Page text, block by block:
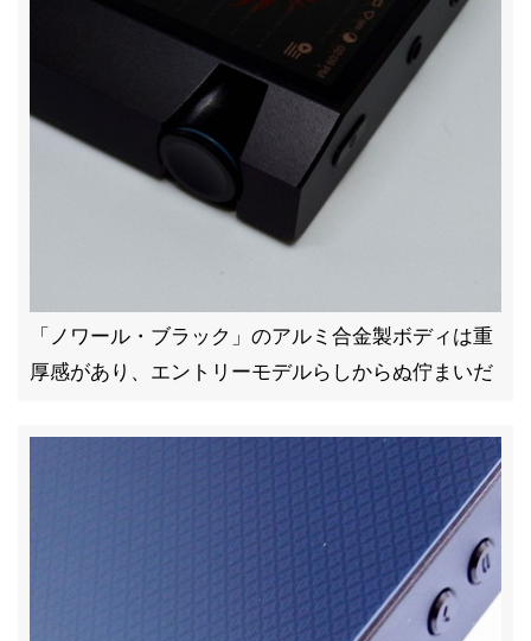
「ノワール・ブラック」のアルミ合金製ボディは重
厚感があり、エントリーモデルらしからぬ佇まいだ